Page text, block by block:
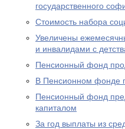
государственного
Стоимость набора
Увеличены
и инвалидами с
Пенсионный фонд
В Пенсионном фонде
Пенсионный фонд
капиталом
За год выплаты из